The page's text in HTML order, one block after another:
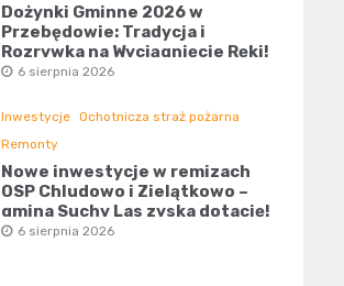
Dożynki Gminne 2026 w
Przebędowie: Tradycja i
Rozrywka na Wyciągnięcie Ręki!
6 sierpnia 2026
Inwestycje Ochotnicza straż pożarna
Remonty
Nowe inwestycje w remizach
OSP Chludowo i Zielątkowo –
gmina Suchy Las zyska dotację!
6 sierpnia 2026